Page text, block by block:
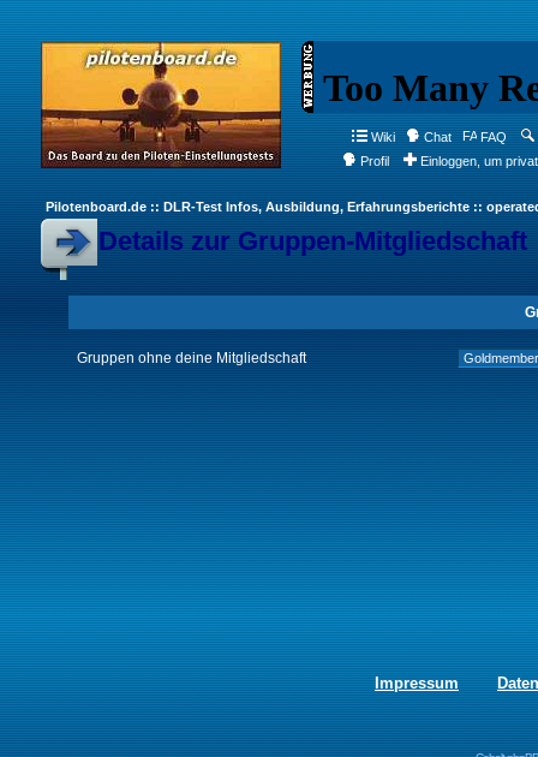
Wiki Chat FAQ
Profil
Einloggen, um
Pilotenboard.de :: DLR-Test Infos, Ausbildung, Erfahrungsberichte ::
Details zur Gruppen-Mitgliedschaft
Gruppen ohne deine Mitgliedschaft
Impressum